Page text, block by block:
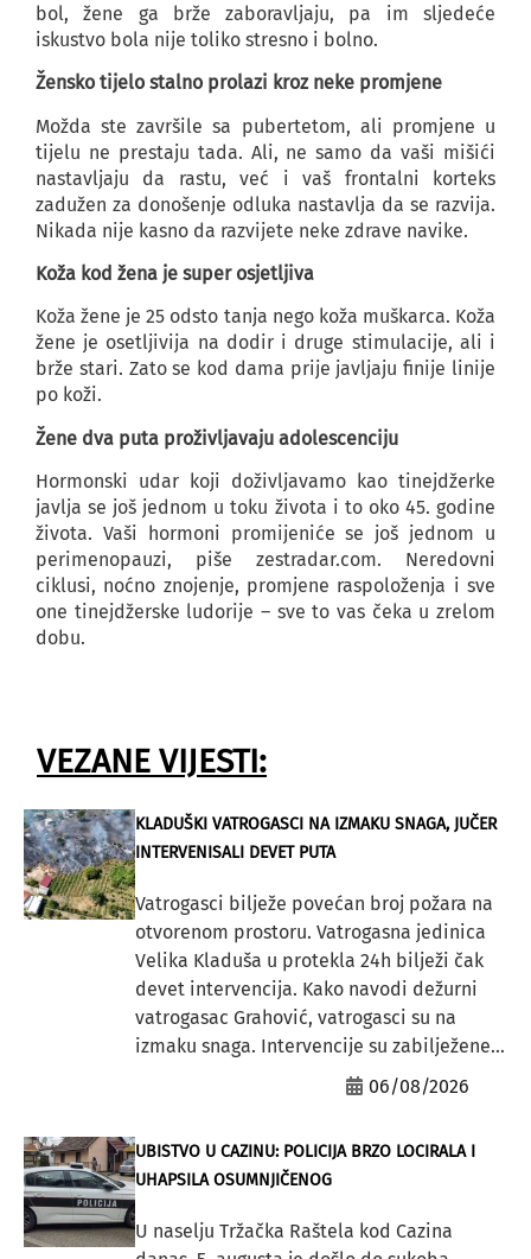
bol, žene ga brže zaboravljaju, pa im sljedeće
iskustvo bola nije toliko stresno i bolno.
Žensko tijelo stalno prolazi kroz neke promjene
Možda ste završile sa pubertetom, ali promjene u
tijelu ne prestaju tada. Ali, ne samo da vaši mišići
nastavljaju da rastu, već i vaš frontalni korteks
zadužen za donošenje odluka nastavlja da se razvija.
Nikada nije kasno da razvijete neke zdrave navike.
Koža kod žena je super osjetljiva
Koža žene je 25 odsto tanja nego koža muškarca. Koža
žene je osetljivija na dodir i druge stimulacije, ali i
brže stari. Zato se kod dama prije javljaju finije linije
po koži.
Žene dva puta proživljavaju adolescenciju
Hormonski udar koji doživljavamo kao tinejdžerke
javlja se još jednom u toku života i to oko 45. godine
života. Vaši hormoni promijeniće se još jednom u
perimenopauzi, piše zestradar.com. Neredovni
ciklusi, noćno znojenje, promjene raspoloženja i sve
one tinejdžerske ludorije – sve to vas čeka u zrelom
dobu.
VEZANE VIJESTI:
KLADUŠKI VATROGASCI NA IZMAKU SNAGA, JUČER
INTERVENISALI DEVET PUTA
Vatrogasci bilježe povećan broj požara na
otvorenom prostoru. Vatrogasna jedinica
Velika Kladuša u protekla 24h bilježi čak
devet intervencija. Kako navodi dežurni
vatrogasac Grahović, vatrogasci su na
izmaku snaga. Intervencije su zabilježene...
06/08/2026
UBISTVO U CAZINU: POLICIJA BRZO LOCIRALA I
UHAPSILA OSUMNJIČENOG
U naselju Tržačka Raštela kod Cazina